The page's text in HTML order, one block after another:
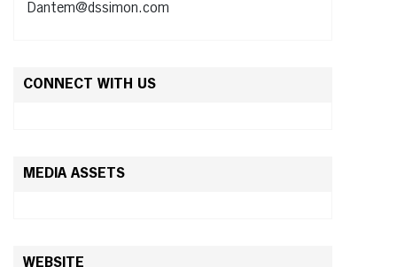
Dantem@dssimon.com
CONNECT WITH US
MEDIA ASSETS
WEBSITE